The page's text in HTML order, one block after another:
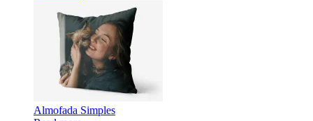
Almofada Simples